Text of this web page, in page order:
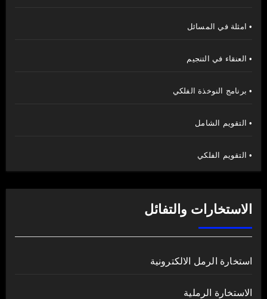
• امثلة في المسائل
• العنقاء في التنجيم
• برنامج النوخذة الفلكي
• التقويم الشامل
• التقويم الفلكي
الاستخارات والتفائل
استخارة الرمل الالكترونية
الاستخارة الرملية